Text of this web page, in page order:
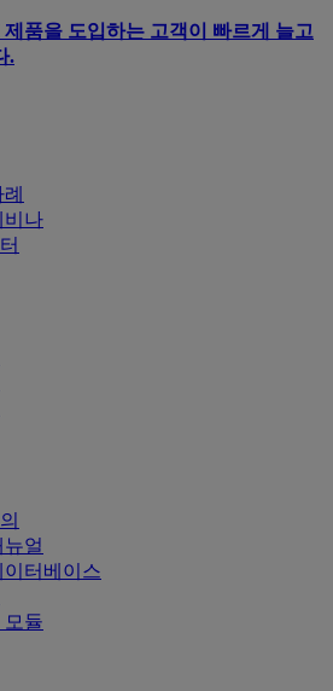
품을 도입하는 고객이 빠르게 늘고
.
비나
얼
이터베이스
모듈